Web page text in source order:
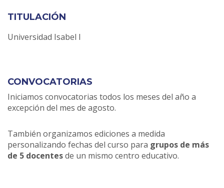
TITULACIÓN
Universidad Isabel I
CONVOCATORIAS
Iniciamos convocatorias todos los meses del año a
excepción del mes de agosto.
También organizamos ediciones a medida
personalizando fechas del curso para grupos de más
de 5 docentesde un mismo centro educativo.